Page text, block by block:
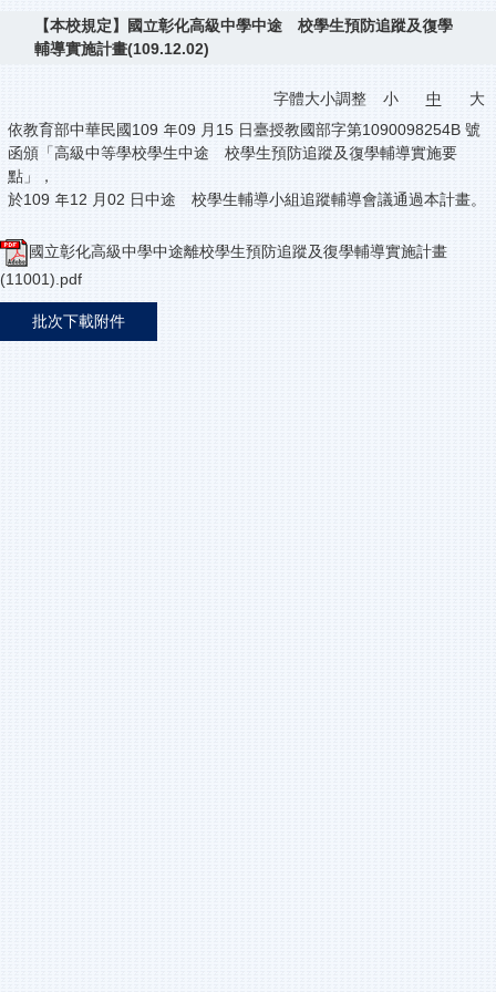
【本校規定】國立彰化高級中學中途離校學生預防追蹤及復學
輔導實施計畫(109.12.02)
字體大小調整 小 中
大
依教育部中華民國109 年09 月15 日臺授教國部字第1090098254B 號
函頒「高級中等學校學生中途離校學生預防追蹤及復學輔導實施要
點」，
於109 年12 月02 日中途離校學生輔導小組追蹤輔導會議通過本計畫。
國立彰化高級中學中途離校學生預防追蹤及復學輔導實施計畫
(11001).pdf
批次下載附件